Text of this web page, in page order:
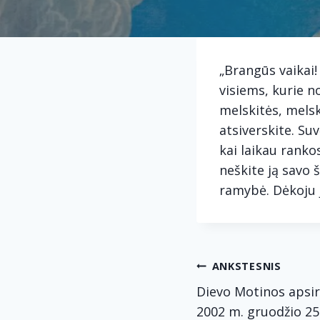
„Brangūs
visiems, kurie
melskitės,
atsiverskite.
kai laikau
neškite ją savo
ramybė.
ANKSTESNIS
Dievo Motinos
2002 m. gruodžio